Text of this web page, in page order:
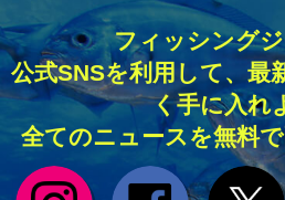
フィッシング
公式SNSを利用して、最
く手に入れ
全てのニュースを無料